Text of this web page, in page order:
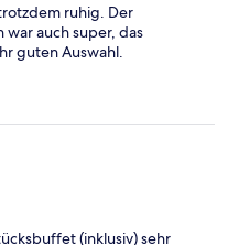
ruhig. Der
auch super, das
guten Auswahl.
(inklusiv) sehr